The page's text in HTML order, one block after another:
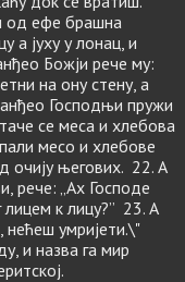
од ефе брашна
а јуху у лонац, и
Божји рече му:
на ону стену, а
Господњи пружи
се меса и хлебова
месо и хлебове
очију његових. 22. А
рече: „Ах Господе
к лицу?” 23. А
нећеш умријети.\"
и назва га мир